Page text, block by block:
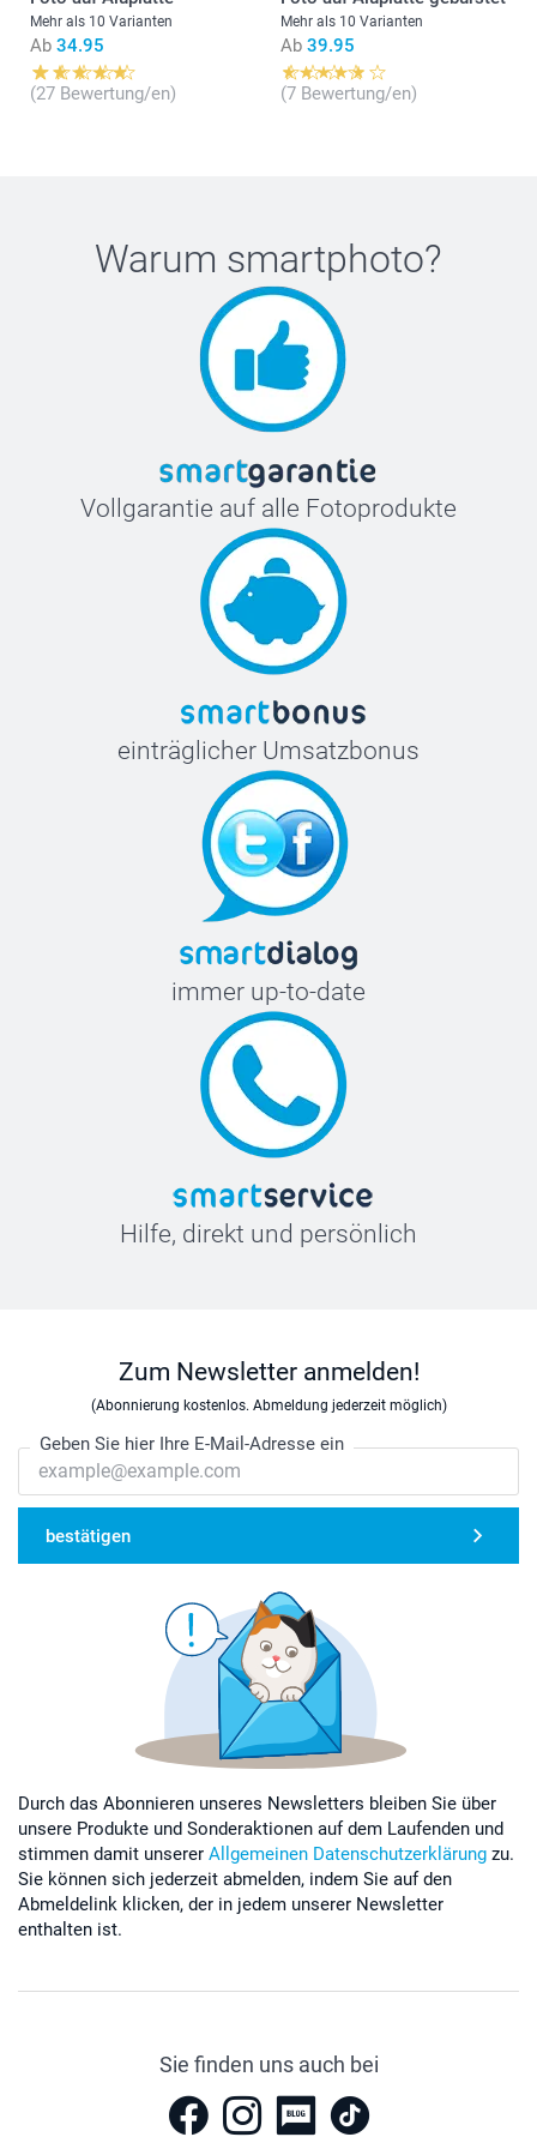
Mehr als 10 Varianten
Ab 34.95
(27 Bewertung/en)
Mehr als 10 Varianten
Ab 39.95
(7 Bewertung/en)
Warum smartphoto?
Vollgarantie auf alle Fotoprodukte
einträglicher Umsatzbonus
immer up-to-date
Hilfe, direkt und persönlich
Zum Newsletter anmelden!
(Abonnierung kostenlos. Abmeldung jederzeit möglich)
Geben Sie hier Ihre E-Mail-Adresse ein
bestätigen
Durch das Abonnieren unseres Newsletters bleiben Sie über
unsere Produkte und Sonderaktionen auf dem Laufenden und
stimmen damit unserer Allgemeinen Datenschutzerklärung zu.
Sie können sich jederzeit abmelden, indem Sie auf den
Abmeldelink klicken, der in jedem unserer Newsletter
enthalten ist.
Sie finden uns auch bei